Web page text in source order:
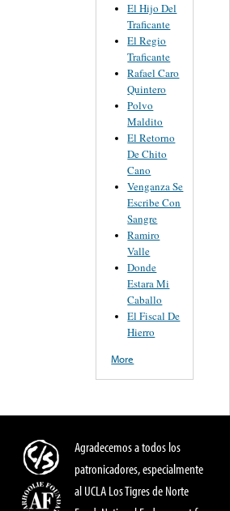
El Hijo Del
Traficante
El Regio
Traficante
Rafael Caro
Quintero
Polvo
Maldito
El Retorno
De Chito
Cano
Venganza Se
Escribe Con
Sangre
Ramiro
Valle
Donde
Estara Mi
Caballo
El Fiscal De
Hierro
More
Agradecemos a todos los
patronicadores, especialmente
al UCLA Los Tigres de Norte